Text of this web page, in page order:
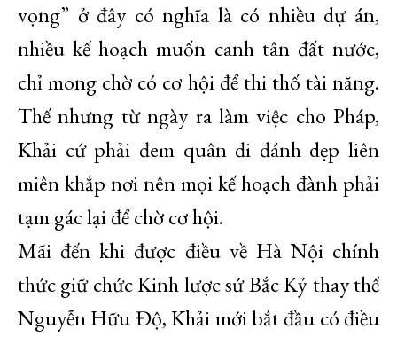
vọng” ở đây có nghĩa là có nhiều dự án,
nhiều kế hoạch muốn canh tân đất nước,
chỉ mong chờ có cơ hội để thi thố tài năng.
Thế nhưng từ ngày ra làm việc cho Pháp,
Khải cứ phải đem quân đi đánh dẹp liên
miên khắp nơi nên mọi kế hoạch đành phải
tạm gác lại để chờ cơ hội.
Mãi đến khi được điều về Hà Nội chính
thức giữ chức Kinh lược sứ Bắc Kỷ thay thế
Nguyễn Hữu Độ, Khải mới bắt đầu có điều